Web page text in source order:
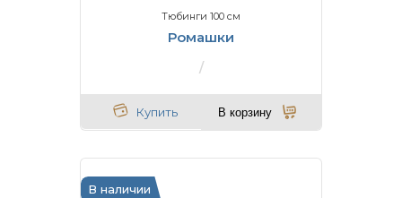
Тюбинги 100 см
Ромашки
Купить В корзину
В наличии